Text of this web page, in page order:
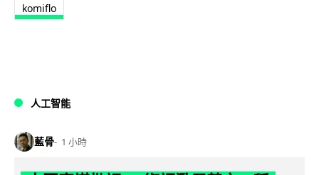
komiflo
人工智能
藍骨 1 小時